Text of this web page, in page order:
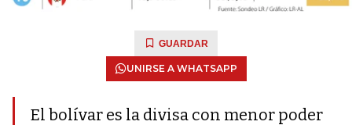
GUARDAR
UNIRSE A WHATSAPP
El bolívar es la divisa con menor poder